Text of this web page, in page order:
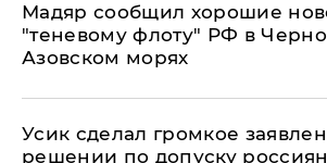
Мадяр сообщил хорошие
"теневому флоту" РФ в
Азовском морях
Усик сделал громкое
решении по допуску